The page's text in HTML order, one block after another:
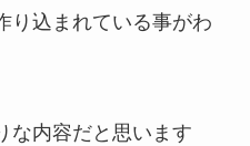
り込まれている事がわ
な内容だと思います